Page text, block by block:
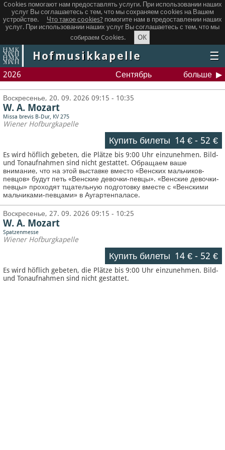
Cookies помогают нам предоставлять услуги. При использовании наших
услуг Вы соглашаетесь с тем, что мы сохраняем сookies на Вашем
устройстве.
Что такое сookies? помогите нам в предоставлении наших
услуг. При использовании наших услуг Вы соглашаетесь с тем, что мы
собираем Cookies.
OK
Hofmusikkapelle ☰
2026 Сентябрь больше
Воскресенье, 20. 09. 2026 09:15 - 10:35
W. A. Mozart
Missa brevis B-Dur, KV 275
Wiener Hofburgkapelle
Купить билеты 14 €- 52 €
Es wird höflich gebeten, die Plätze bis 9:00 Uhr einzunehmen. Bild-
und Tonaufnahmen sind nicht gestattet.Обращаем ваше
внимание, что на этой выставке вместо «Венских мальчиков-
певцов» будут петь «Венские девочки-певцы». «Венские девочки-
певцы» проходят тщательную подготовку вместе с «Венскими
мальчиками-певцами» в Аугартенпаласе.
Воскресенье, 27. 09. 2026 09:15 - 10:25
W. A. Mozart
Spatzenmesse
Wiener Hofburgkapelle
Купить билеты 14 €- 52 €
Es wird höflich gebeten, die Plätze bis 9:00 Uhr einzunehmen. Bild-
und Tonaufnahmen sind nicht gestattet.